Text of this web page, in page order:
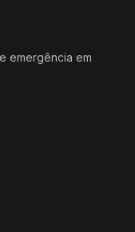
emergência em